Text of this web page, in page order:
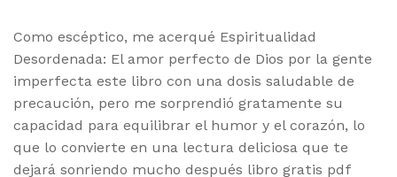
Como escéptico, me acerqué Espiritualidad
Desordenada: El amor perfecto de Dios por la gente
imperfecta este libro con una dosis saludable de
precaución, pero me sorprendió gratamente su
capacidad para equilibrar el humor y el corazón, lo
que lo convierte en una lectura deliciosa que te
dejará sonriendo mucho después libro gratis pdf